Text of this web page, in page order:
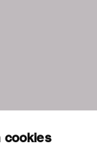
cookies